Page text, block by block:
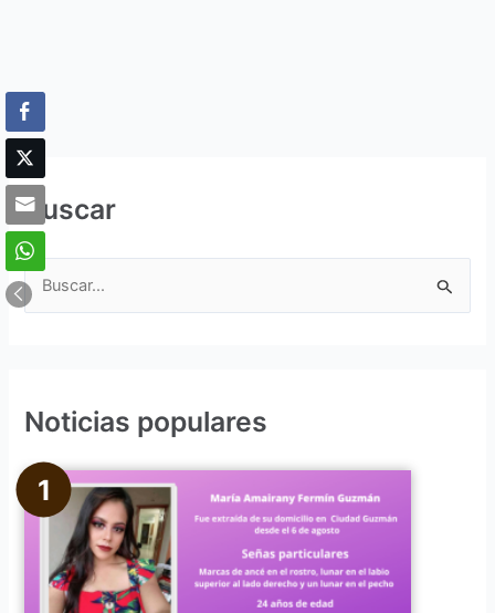
Buscar
B
a
o
Noticias populares